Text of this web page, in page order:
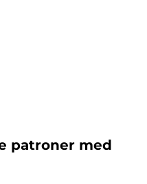
patroner med